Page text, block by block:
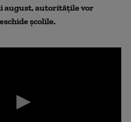
august, autoritățile vor
școlile.